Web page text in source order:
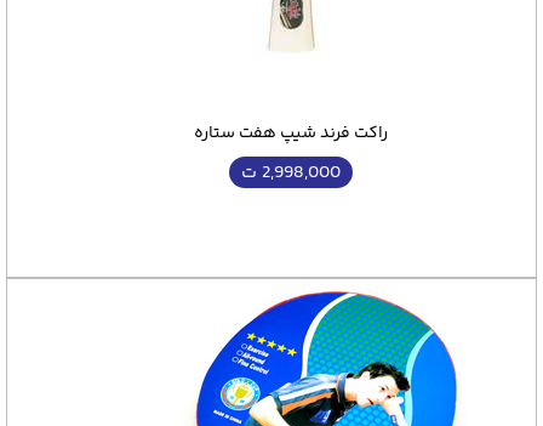
راکت فرند شیپ هفت ستاره
2,998,000 ت